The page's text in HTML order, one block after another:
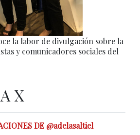
la labor de divulgación sobre la
y comunicadores sociales del
X
DE @adelasaltiel